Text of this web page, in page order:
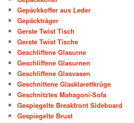
Gepäckkoffer aus Leder
Gepäckträger
Gerste Twist Tisch
Gerste Twist Tische
Geschliffene Glasurne
Geschliffene Glasurnen
Geschliffene Glasvasen
Geschnittene Glasklarettkrüge
Geschnitztes Mahagoni-Sofa
Gespiegelte Breakfront Sideboard
Gespiegelte Brust